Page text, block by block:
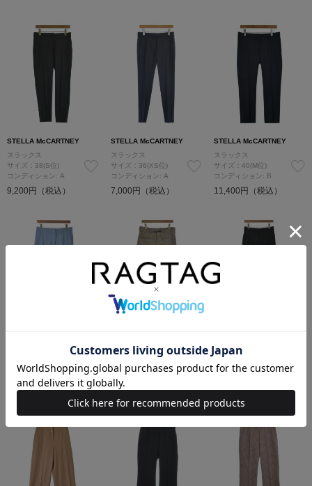
STELLA McCARTNEY
スラックス
サイズ：38(S位)
コンディション: A
9,200円（税込）
STELLA McCARTNEY
スラックス
サイズ：36(XS位)
コンディション: A
7,000円（税込）
STELLA McCARTNEY
スラックス
サイズ：40(M位)
コンディション: B
11,400円（税込）
コンディション: B
14,800円（税込）
スラックス
コンディション: A
14,800円（税込）
スラックス
コンディション: B